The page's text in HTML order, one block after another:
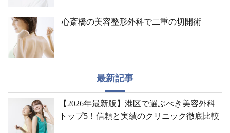
心斎橋の美容整形外科で二重の切開術
最新記事
【2026年最新版】港区で選ぶべき美容外科
トップ5！信頼と実績のクリニック徹底比較